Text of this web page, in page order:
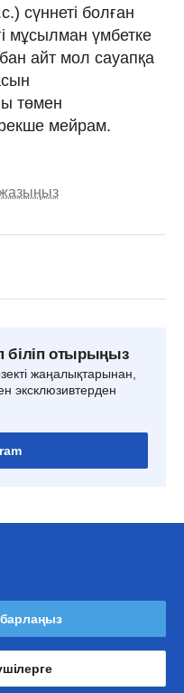
сүннеті болған
мұсылман үмбетке
айт мол сауапқа
төмен
мейрам.
жазыңыз
біліп отырыңыз
жаңалықтарынан,
эксклюзивтерден